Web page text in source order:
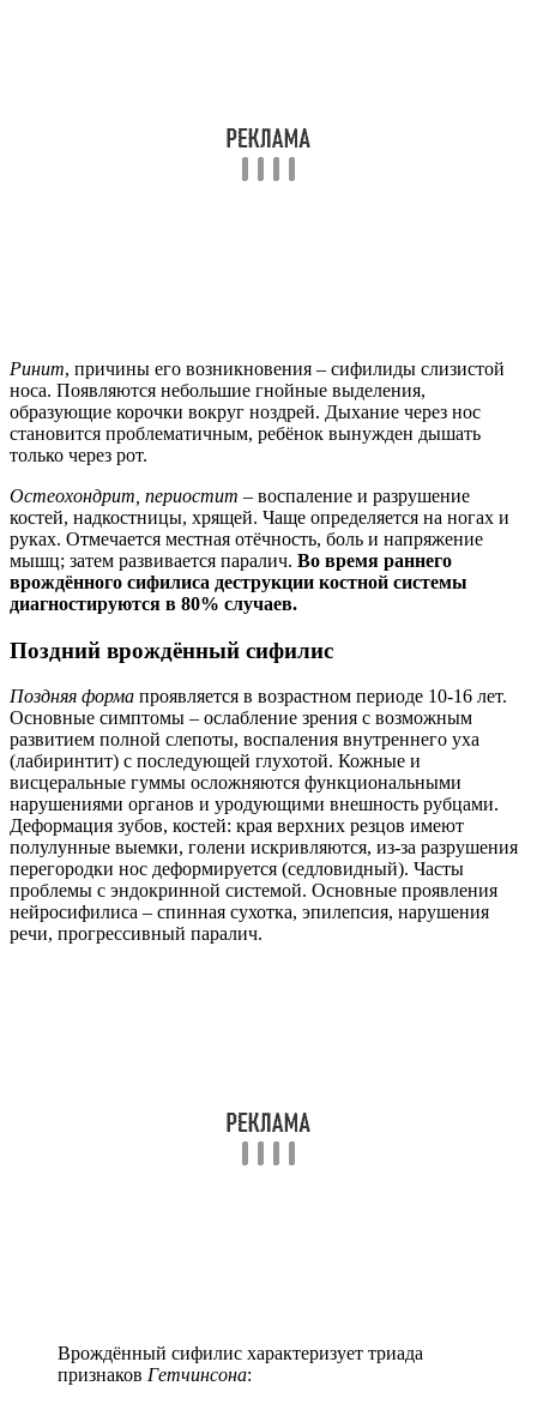
Ринит, причины его возникновения – сифилиды слизистой
носа. Появляются небольшие гнойные выделения,
образующие корочки вокруг ноздрей. Дыхание через нос
становится проблематичным, ребёнок вынужден дышать
только через рот.
Остеохондрит, периостит – воспаление и разрушение
костей, надкостницы, хрящей. Чаще определяется на ногах и
руках. Отмечается местная отёчность, боль и напряжение
мышц; затем развивается паралич. Во время раннего
врождённого сифилиса деструкции костной системы
диагностируются в 80% случаев.
Поздний врождённый сифилис
Поздняя форма проявляется в возрастном периоде 10-16 лет.
Основные симптомы – ослабление зрения с возможным
развитием полной слепоты, воспаления внутреннего уха
(лабиринтит) с последующей глухотой. Кожные и
висцеральные гуммы осложняются функциональными
нарушениями органов и уродующими внешность рубцами.
Деформация зубов, костей: края верхних резцов имеют
полулунные выемки, голени искривляются, из-за разрушения
перегородки нос деформируется (седловидный). Часты
проблемы с эндокринной системой. Основные проявления
нейросифилиса – спинная сухотка, эпилепсия, нарушения
речи, прогрессивный паралич.
Врождённый сифилис характеризует триада
признаков Гетчинсона: